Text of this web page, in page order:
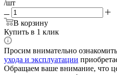
/шт
В корзину
Купить в 1 клик
Просим внимательно
ухода и эксплуатации
Обращаем ваше внимание, что